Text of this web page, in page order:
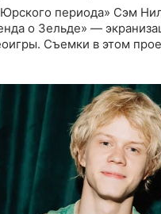
периода» Сэм
о Зельде» —
Съемки в этом